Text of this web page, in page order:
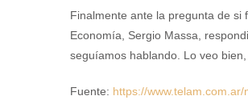
Finalmente ante la pregunta de si
Economía, Sergio Massa,
seguíamos hablando. Lo veo
Fuente: https://